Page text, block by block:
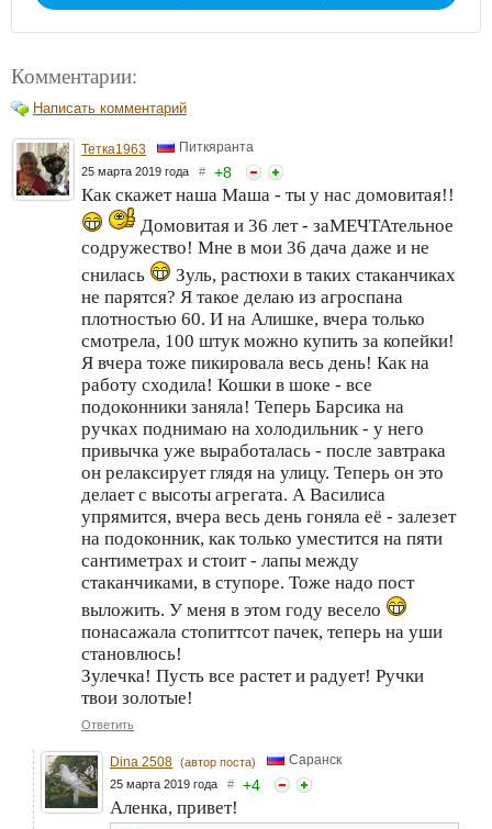
Комментарии:
Написать комментарий
Тетка1963 Питкяранта
25 марта 2019 года # +8
Как скажет наша Маша - ты у нас домовитая!!
Домовитая и 36 лет - заМЕЧТАтельное
содружество! Мне в мои 36 дача даже и не
снилась
Зуль, растюхи в таких стаканчиках
не парятся? Я такое делаю из агроспана
плотностью 60. И на Алишке, вчера только
смотрела, 100 штук можно купить за копейки!
Я вчера тоже пикировала весь день! Как на
работу сходила! Кошки в шоке - все
подоконники заняла! Теперь Барсика на
ручках поднимаю на холодильник - у него
привычка уже выработалась - после завтрака
он релаксирует глядя на улицу. Теперь он это
делает с высоты агрегата. А Василиса
упрямится, вчера весь день гоняла её - залезет
на подоконник, как только уместится на пяти
сантиметрах и стоит - лапы между
стаканчиками, в ступоре. Тоже надо пост
выложить. У меня в этом году весело
понасажала стопиттсот пачек, теперь на уши
становлюсь!
Зулечка! Пусть все растет и радует! Ручки
твои золотые!
Ответить
Dina 2508 (автор поста) Саранск
25 марта 2019 года # +4
Аленка, привет!